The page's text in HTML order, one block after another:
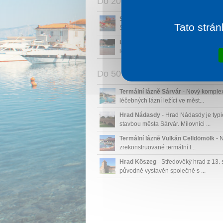
Sonnentherme Lutzmannsburg
Sonnentherme ležící blízko maďarsko-
Léčebné lázně Szeleste
ležící u obce Szeleste použív...
Do 50 km
Termální lázně Sárvár - Nový
léčebných lázní ležící ve měst...
Hrad Nádasdy - Hrad Nádasdy je
stavbou města Sárvár. Milovníci ...
Termální lázně Vulkán Celldömölk -
zrekonstruované termální l...
Hrad Köszeg - Středověký hrad z 13.
původně vystavěn společně s ...
Tato